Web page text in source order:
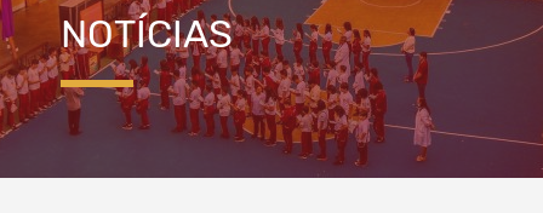
NOTÍCIAS